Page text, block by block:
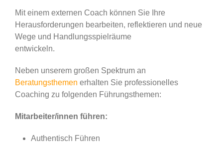
Mit einem externen Coach können Sie Ihre
Herausforderungen bearbeiten, reflektieren und neue
Wege und Handlungsspielräume
entwickeln.
Neben unserem großen Spektrum an
Beratungsthemen erhalten Sie professionelles
Coaching zu folgenden Führungsthemen:
Mitarbeiter/innen führen:
Authentisch Führen